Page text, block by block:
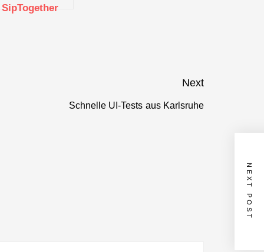
SipTogether
Next
Next
Schnelle UI-Tests aus Karlsruhe
NEXT POST